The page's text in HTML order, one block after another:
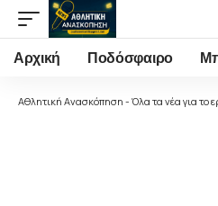
Αρχική Ποδόσφαιρο
Αθλητική Ανασκόπηση - Όλα τα νέα για το